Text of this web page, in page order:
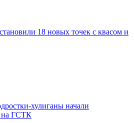
18 новых точек с квасом и
хулиганы начали
на ГСТК